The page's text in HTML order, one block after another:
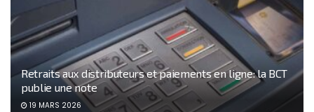
Retraits aux distributeurs et paiements en ligne: la BCT
publie une note
19 MARS 2026